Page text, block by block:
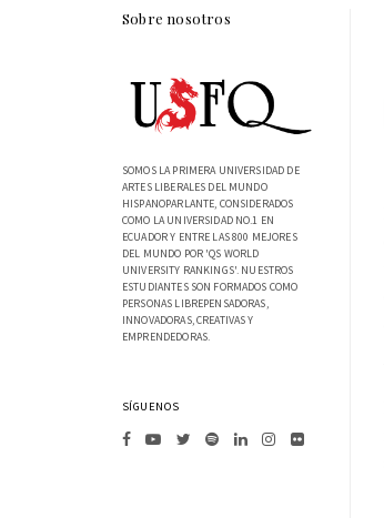
Sobre nosotros
SOMOS LA PRIMERA UNIVERSIDAD DE
ARTES LIBERALES DEL MUNDO
HISPANOPARLANTE, CONSIDERADOS
COMO LA UNIVERSIDAD NO.1 EN
ECUADOR Y ENTRE LAS 800 MEJORES
DEL MUNDO POR 'QS WORLD
UNIVERSITY RANKINGS'. NUESTROS
ESTUDIANTES SON FORMADOS COMO
PERSONAS LIBREPENSADORAS,
INNOVADORAS, CREATIVAS Y
EMPRENDEDORAS.
SÍGUENOS